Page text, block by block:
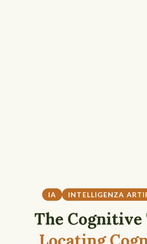
IA INTELLIGENZA
The